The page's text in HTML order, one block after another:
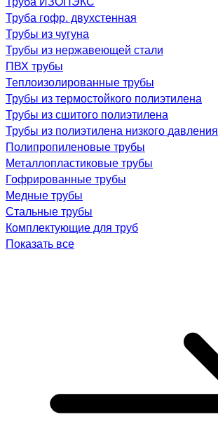
Труба гофр. двухстенная
Трубы из чугуна
Трубы из нержавеющей стали
ПВХ трубы
Теплоизолированные трубы
Трубы из термостойкого полиэтилена
Трубы из сшитого полиэтилена
Трубы из полиэтилена низкого давления
Полипропиленовые трубы
Металлопластиковые трубы
Гофрированные трубы
Медные трубы
Стальные трубы
Комплектующие для труб
Показать все